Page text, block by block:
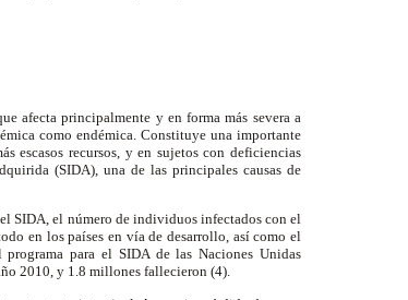
afecta principalmente y en forma más severa a
como endémica. Constituye una importante
escasos recursos, y en sujetos con deficiencias
(SIDA), una de las principales causas de
SIDA, el número de individuos infectados con el
en los países en vía de desarrollo, así como el
para el SIDA de las Naciones Unidas
2010, y 1.8 millones fallecieron (4).